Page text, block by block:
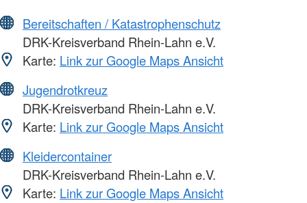
Bereitschaften / Katastrophenschutz
DRK-Kreisverband Rhein-Lahn e.V.
Karte: Link zur Google Maps Ansicht
Jugendrotkreuz
DRK-Kreisverband Rhein-Lahn e.V.
Karte: Link zur Google Maps Ansicht
Kleidercontainer
DRK-Kreisverband Rhein-Lahn e.V.
Karte: Link zur Google Maps Ansicht